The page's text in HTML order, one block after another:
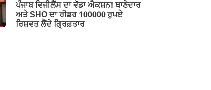
ਪੰਜਾਬ ਵਿਜੀਲੈਂਸ ਦਾ ਵੱਡਾ ਐਕਸ਼ਨ! ਥਾਣੇਦਾਰ
ਅਤੇ SHO ਦਾ ਰੀਡਰ 100000 ਰੁਪਏ
ਰਿਸ਼ਵਤ ਲੈਂਦੇ ਗ੍ਰਿਫ਼ਤਾਰ